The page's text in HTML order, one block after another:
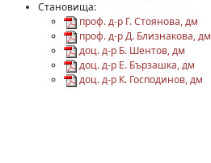
Становища:
проф. д-р Г. Стоянова, дм
проф. д-р Д. Близнакова, дм
доц. д-р Б. Шентов, дм
доц. д-р Е. Бързашка, дм
доц. д-р К. Господинов, дм